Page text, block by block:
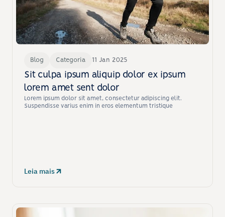
Blog Categoria 11 Jan 2025
Sit culpa ipsum aliquip dolor ex ipsum
lorem amet sent dolor
Lorem ipsum dolor sit amet, consectetur adipiscing elit.
Suspendisse varius enim in eros elementum tristique
Leia mais